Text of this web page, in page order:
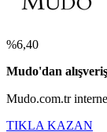
%6,40
Mudo'dan
Mudo.com.tr
TIKLA KAZAN